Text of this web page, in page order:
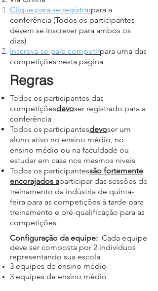
Clique para se registrarpara a
conferência (Todos os participantes
devem se inscrever para ambos os
dias)
Inscreva-se para competirpara uma das
competições nesta página
Regras
Todos os participantes das
competiçõesdevoser registrado para a
conferência
Todos os participantesdevoser um
aluno ativo no ensino médio, no
ensino médio ou na faculdade ou
estudar em casa nos mesmos níveis
Todos os participantessão fortemente
encorajados aparticipar das sessões de
treinamento da indústria de quinta-
feira para as competições à tarde para
treinamento e pré-qualificação para as
competições
Configuração da equipe: Cada equipe
deve ser composta por 2 indivíduos
representando sua escola
3 equipes de ensino médio
3 equipes de ensino médio